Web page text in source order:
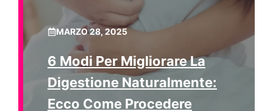
MARZO 28, 2025
6 Modi Per Migliorare La
Digestione Naturalmente:
Ecco Come Procedere